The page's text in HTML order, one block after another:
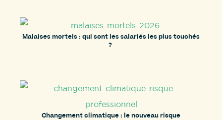
Malaises mortels : qui sont les salariés les plus touchés
?
Changement climatique : le nouveau risque